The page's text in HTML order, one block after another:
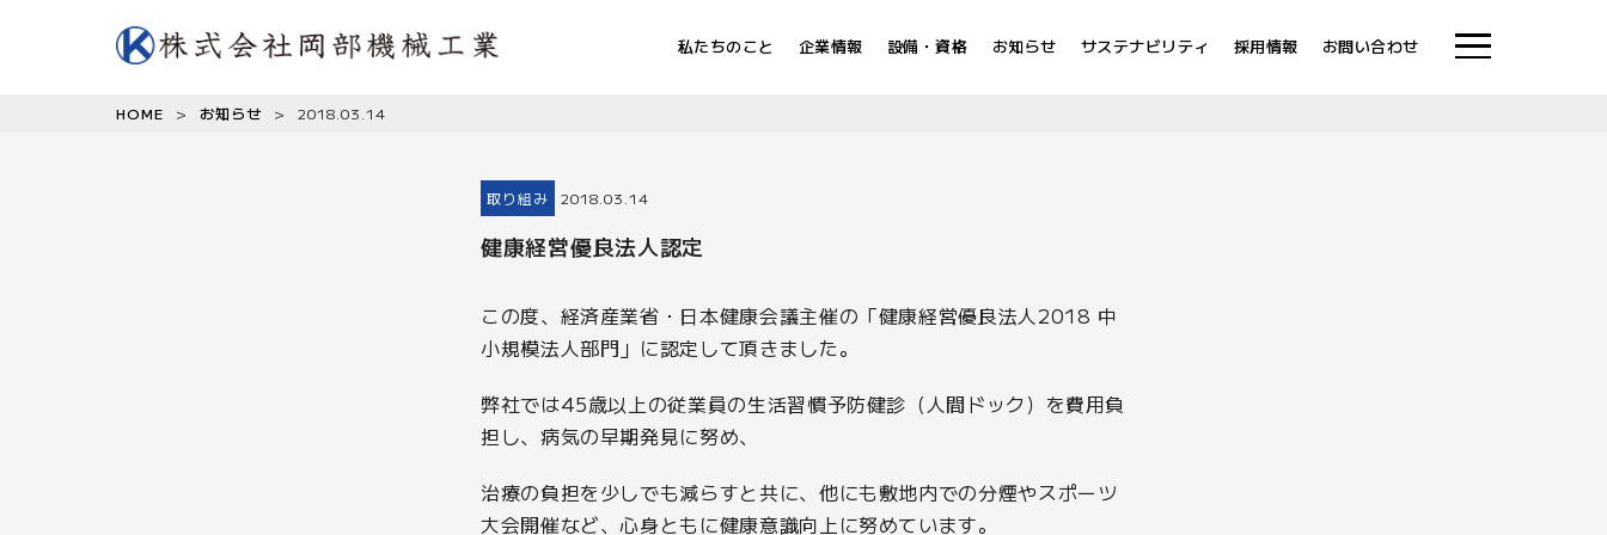
私たちのこと 企業情報 設備・資格 お知らせ サステナビリティ 採用情報 お問い合わせ
HOME > お知らせ > 2018.03.14
取り組み 2018.03.14
健康経営優良法人認定
この度、経済産業省・日本健康会議主催の「健康経営優良法人2018 中
小規模法人部門」に認定して頂きました。
弊社では45歳以上の従業員の生活習慣予防健診（人間ドック）を費用負
担し、病気の早期発見に努め、
治療の負担を少しでも減らすと共に、他にも敷地内での分煙やスポーツ
大会開催など、心身ともに健康意識向上に努めています。